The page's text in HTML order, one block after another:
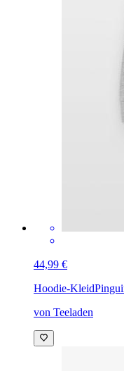
44,99 €
Hoodie-Kleid
von Teeladen